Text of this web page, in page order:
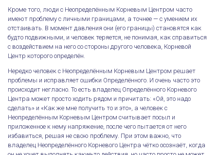
Кроме того, люди с Неопределённым Корневым Центром часто
имеют проблему с личными границами, а точнее — с умением их
отстаивать. В момент давления они (его границы) становятся как
будто подвижными, и человек теряется, не понимая, как справиться
с воздействием на него со стороны другого человека, Корневой
Центр которого определён.
Нередко человек с Неопределённым Корневым Центром решает
проблемы и исправляет ошибки Определённого. И очень часто это
происходит негласно. То есть владелец Определённого Корневого
Центра может просто ходить рядом и причитать: «Ой, это надо
сделать» и «Как же мне получить то и это», а человек с
Неопределённым Корневым Центром считывает посыл и
приложенное к нему напряжение, после чего пытается от него
избавиться, решая не свою проблему. При этом важно, что
владелец Неопределённого Корневого Центра чётко осознаёт, когда